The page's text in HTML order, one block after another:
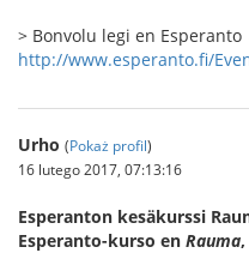
> Bonvolu legi en Esperanto
http://www.esperanto.fi/
Urho (Pokaż profil)
16 lutego 2017, 07:13:16
Esperanton kesäkurssi
Esperanto-kurso en Rauma